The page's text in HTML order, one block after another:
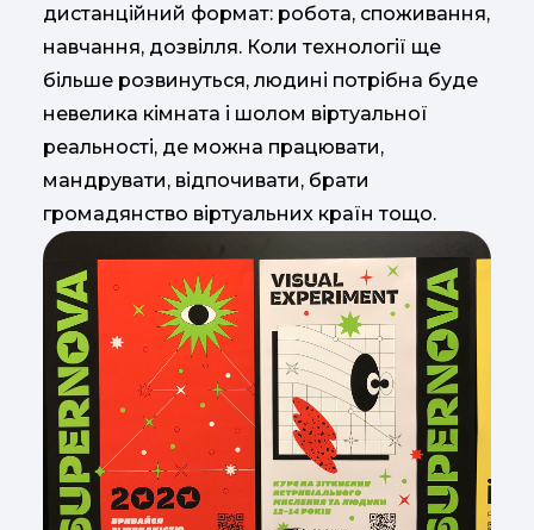
дистанційний формат: робота, споживання,
навчання, дозвілля. Коли технології ще
більше розвинуться, людині потрібна буде
невелика кімната і шолом віртуальної
реальності, де можна працювати,
мандрувати, відпочивати, брати
громадянство віртуальних країн тощо.